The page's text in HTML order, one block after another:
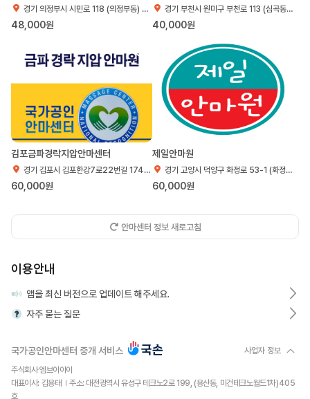
경기 의정부시 시민로 118 (의정부동) 6층
48,000원
경기 부천시 원미구 부천로 113 (심곡동) 2층
40,000원
김포금파경락지압안마센터
경기 김포시 김포한강7로22번길 174-106 (마산동) 1층
60,000원
제일안마원
경기 고양시 덕양구 화정로 53-1 (화정동) 309호
60,000원
안마센터 정보 새로고침
이용안내
앱을 최신 버전으로 업데이트 해주세요.
자주 묻는 질문
국가공인안마센터 중개 서비스
사업자 정보
주식회사 엠브이아이
대표이사: 김용태
주소: 대전광역시 유성구 테크노2로 199, (용산동, 미건테크노월드1차)405
호